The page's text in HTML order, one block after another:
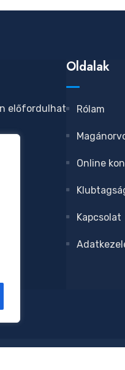
előfordulhat
Oldalak
Rólam
Online
Kapcsolat